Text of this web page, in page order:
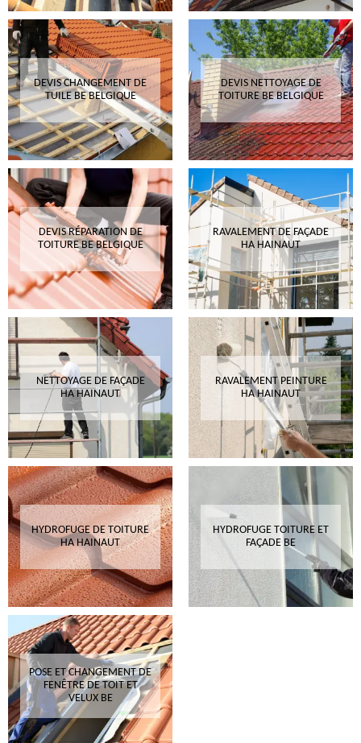
DEVIS CHANGEMENT DE
TUILE BE BELGIQUE
DEVIS NETTOYAGE DE
TOITURE BE BELGIQUE
DEVIS RÉPARATION DE
TOITURE BE BELGIQUE
RAVALEMENT DE FAÇADE
HA HAINAUT
NETTOYAGE DE FAÇADE
HA HAINAUT
RAVALEMENT PEINTURE
HA HAINAUT
HYDROFUGE DE TOITURE
HA HAINAUT
HYDROFUGE TOITURE ET
FAÇADE BE
POSE ET CHANGEMENT DE
FENÊTRE DE TOIT ET
VELUX BE